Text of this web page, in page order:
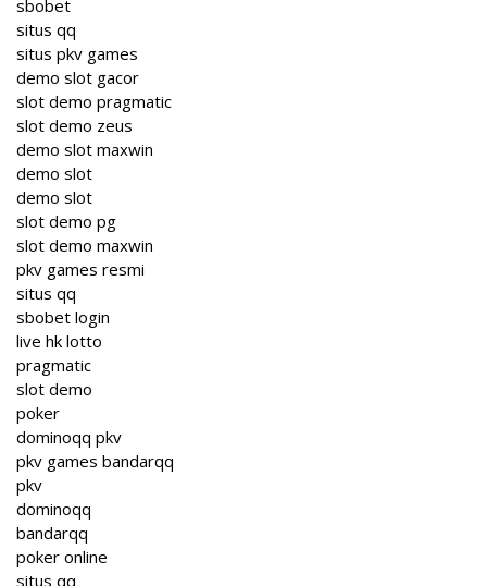
sbobet
situs qq
situs pkv games
demo slot gacor
slot demo pragmatic
slot demo zeus
demo slot maxwin
demo slot
demo slot
slot demo pg
slot demo maxwin
pkv games resmi
situs qq
sbobet login
live hk lotto
pragmatic
slot demo
poker
dominoqq pkv
pkv games bandarqq
pkv
dominoqq
bandarqq
poker online
situs qq